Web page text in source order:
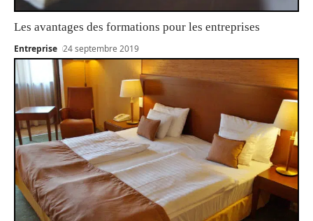
Les avantages des formations pour les entreprises
Entreprise 24 septembre 2019